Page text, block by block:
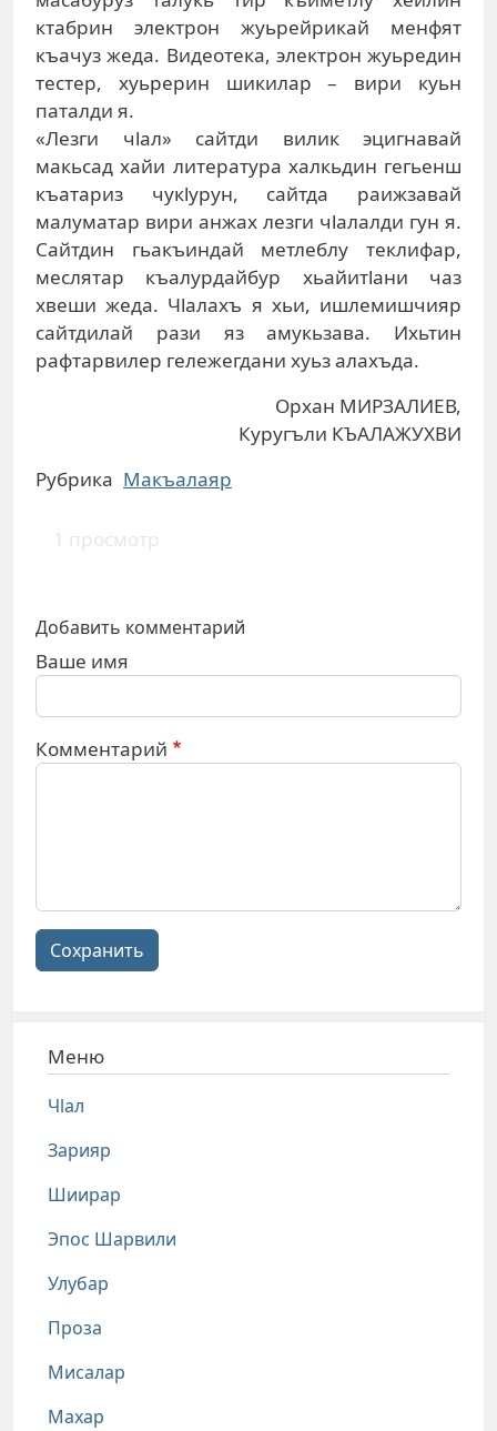
ктабрин электрон жуьрейрикай менфят
къачуз жеда. Видеотека, электрон жуьредин
тестер, хуьрерин шикилар – вири куьн
паталди я.
«Лезги чlал» сайтди вилик эцигнавай
макьсад хайи литература халкьдин гегьенш
къатариз чукlурун, сайтда раижзавай
малуматар вири анжах лезги чlалалди гун я.
Сайтдин гьакъиндай метлеблу теклифар,
меслятар къалурдайбур хьайитlани чаз
хвеши жеда. Чlалахъ я хьи, ишлемишчияр
сайтдилай рази яз амукьзава. Ихьтин
рафтарвилер гележегдани хуьз алахъда.
Орхан МИРЗАЛИЕВ,
Куругъли КЪАЛАЖУХВИ
Рубрика Макъалаяр
1 просмотр
Добавить комментарий
Ваше имя
Комментарий
Сохранить
Меню
Чlал
Зарияр
Шиирар
Эпос Шарвили
Улубар
Проза
Мисалар
Махар